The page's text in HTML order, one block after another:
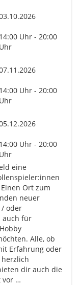
14:00 Uhr - 20:00
Uhr
14:00 Uhr - 20:00
Uhr
14:00 Uhr - 20:00
Uhr
eine
Ort zum
neuer
oder
auch für
Alle, ob
Erfahrung oder
dir auch die
vor …